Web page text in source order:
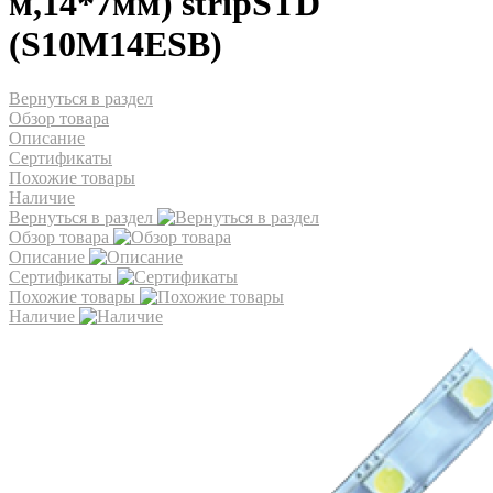
(S10M14ESB)
Вернуться в раздел
Обзор товара
Описание
Сертификаты
Похожие товары
Наличие
Вернуться в раздел
Обзор товара
Описание
Сертификаты
Похожие товары
Наличие